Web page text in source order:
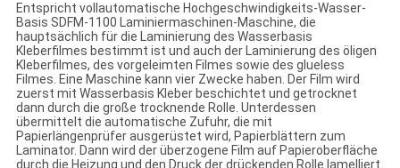
Entspricht vollautomatische Hochgeschwindigkeits-Wasser-
Basis SDFM-1100 Laminiermaschinen-Maschine, die
hauptsächlich für die Laminierung des Wasserbasis
Kleberfilmes bestimmt ist und auch der Laminierung des öligen
Kleberfilmes, des vorgeleimten Filmes sowie des glueless
Filmes. Eine Maschine kann vier Zwecke haben. Der Film wird
zuerst mit Wasserbasis Kleber beschichtet und getrocknet
dann durch die große trocknende Rolle. Unterdessen
übermittelt die automatische Zufuhr, die mit
Papierlängenprüfer ausgerüstet wird, Papierblättern zum
Laminator. Dann wird der überzogene Film auf Papieroberfläche
durch die Heizung und den Druck der drückenden Rolle lamelliert.